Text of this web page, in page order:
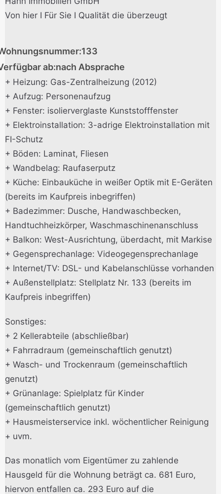
Von hier I Für Sie I Qualität die überzeugt
133
ab:nach Absprache
+ Heizung: Gas-Zentralheizung (2012)
+ Aufzug: Personenaufzug
+ Fenster: isolierverglaste Kunststofffenster
+ Elektroinstallation: 3-adrige Elektroinstallation mit
FI-Schutz
+ Böden: Laminat, Fliesen
+ Wandbelag: Raufaserputz
+ Küche: Einbauküche in weißer Optik mit E-Geräten
(bereits im Kaufpreis inbegriffen)
+ Badezimmer: Dusche, Handwaschbecken,
Handtuchheizkörper, Waschmaschinenanschluss
+ Balkon: West-Ausrichtung, überdacht, mit Markise
+ Gegensprechanlage: Videogegensprechanlage
+ Internet/TV: DSL- und Kabelanschlüsse vorhanden
+ Außenstellplatz: Stellplatz Nr. 133 (bereits im
Kaufpreis inbegriffen)
Sonstiges:
+ 2 Kellerabteile (abschließbar)
+ Fahrradraum (gemeinschaftlich genutzt)
+ Wasch- und Trockenraum (gemeinschaftlich
genutzt)
+ Grünanlage: Spielplatz für Kinder
(gemeinschaftlich genutzt)
+ Hausmeisterservice inkl. wöchentlicher Reinigung
+ uvm.
Das monatlich vom Eigentümer zu zahlende
Hausgeld für die Wohnung beträgt ca. 681 Euro,
hiervon entfallen ca. 293 Euro auf die